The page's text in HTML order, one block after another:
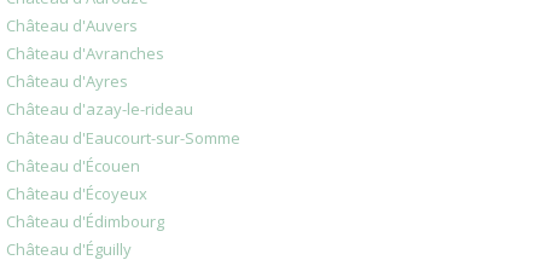
Château d'Auvers
Château d'Avranches
Château d'Ayres
Château d'azay-le-rideau
Château d'Eaucourt-sur-Somme
Château d'Écouen
Château d'Écoyeux
Château d'Édimbourg
Château d'Éguilly